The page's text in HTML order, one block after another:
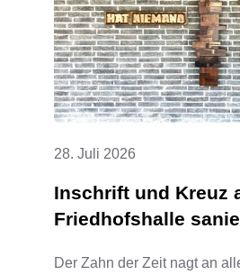
EIN
VOLLER
ERFOLG
28. Juli 2026
Inschrift und Kreuz
Friedhofshalle
Der Zahn der Zeit nagt an